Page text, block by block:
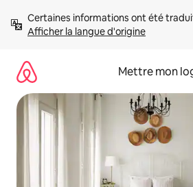
directement
Afficher la langue d'origine
Mettre mon